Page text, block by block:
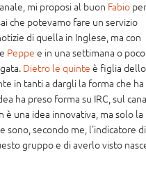
mi proposi al buon Fabio per
che potevamo fare un servizio
di quella in Inglese, ma con
e Peppe e in una settimana o
Dietro le quinte è figlia dello
in tanti a dargli la forma che ha
ha preso forma su IRC, sul
una idea innovativa, ma solo la
sono, secondo me, l'indicatore di
gruppo e di averlo visto